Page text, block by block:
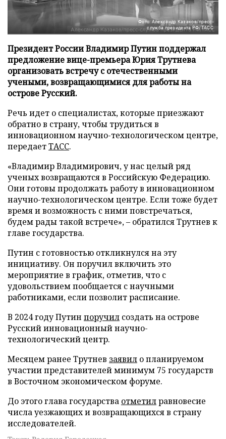
Фото: Александр Казаков/пресс-
служба президента РФ/ТАСС
Президент России Владимир Путин поддержал
предложение вице-премьера Юрия Трутнева
организовать встречу с отечественными
учеными, возвращающимися для работы на
острове Русский.
Речь идет о специалистах, которые приезжают
обратно в страну, чтобы трудиться в
инновационном научно-технологическом центре,
передаетТАСС.
«Владимир Владимирович, у нас целый ряд
ученых возвращаются в Российскую Федерацию.
Они готовы продолжать работу в инновационном
научно-технологическом центре. Если тоже будет
время и возможность с ними повстречаться,
будем рады такой встрече», – обратился Трутнев к
главе государства.
Путин с готовностью откликнулся на эту
инициативу. Он поручил включить это
мероприятие в график, отметив, что с
удовольствием пообщается с научными
работниками, если позволит расписание.
В 2024 году Путин поручил создать на острове
Русский инновационный научно-
технологический центр.
Месяцем ранее Трутнев заявил о планируемом
участии представителей минимум 75 государств
в Восточном экономическом форуме.
До этого глава государства отметилравновесие
числа уезжающих и возвращающихся в страну
исследователей.